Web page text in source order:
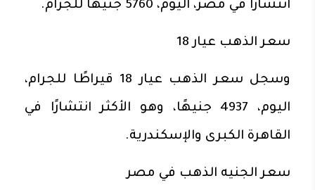
انتشارًا في مصر، اليوم، 5760 جنيهًا للجرام.
سعر الذهب عيار 18
وسجل سعر الذهب عيار 18 قيراطًا للجرام،
اليوم، 4937 جنيهًا، وهو الأكثر انتشارًا في
القاهرة الكبرى والإسكندرية.
سعر الجنيه الذهب في مصر